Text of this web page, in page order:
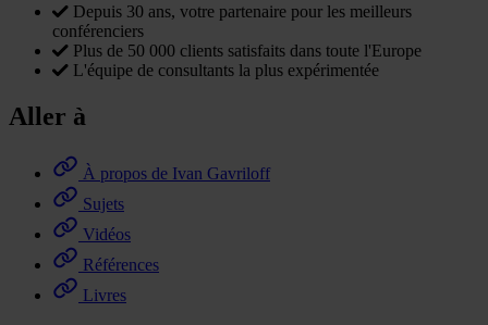
Depuis 30 ans, votre partenaire pour les meilleurs
conférenciers
Plus de 50 000 clients satisfaits dans toute l'Europe
L'équipe de consultants la plus expérimentée
Aller à
À propos de Ivan Gavriloff
Sujets
Vidéos
Références
Livres